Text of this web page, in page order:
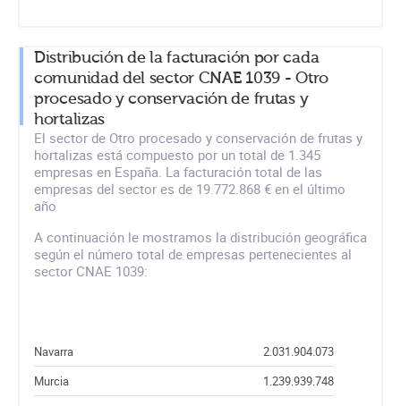
Distribución de la facturación por cada
comunidad del sector CNAE 1039 - Otro
procesado y conservación de frutas y
hortalizas
El sector de Otro procesado y conservación de frutas y
hortalizas está compuesto por un total de 1.345
empresas en España. La facturación total de las
empresas del sector es de 19.772.868 € en el último
año
A continuación le mostramos la distribución geográfica
según el número total de empresas pertenecientes al
sector CNAE 1039:
Navarra
2.031.904.073
Murcia
1.239.939.748